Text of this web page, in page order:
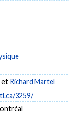
et Richard Martel
3259/